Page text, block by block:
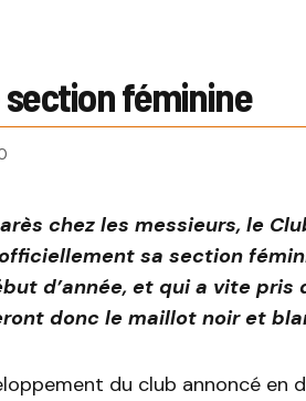
section féminine
chez les messieurs, le
sa section
d’année, et qui a vite pris
donc le maillot noir et
du club annoncé en